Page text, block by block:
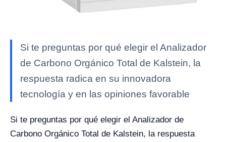
Si te preguntas por qué elegir el Analizador
de Carbono Orgánico Total de Kalstein, la
respuesta radica en su innovadora
tecnología y en las opiniones favorable
Si te preguntas por qué elegir el Analizador de
Carbono Orgánico Total de Kalstein, la respuesta